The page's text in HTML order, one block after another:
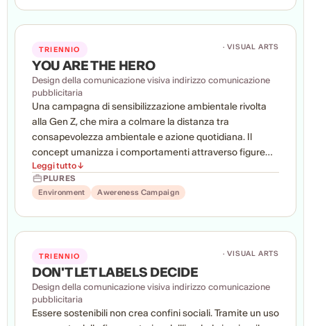
rinnovare interni e foresteria, creando spazi flessibili,
benessere, sostenibilità e relazione con il paesaggio
marittimo.
TRIENNIO · VISUAL ARTS
YOU ARE THE HERO
Design della comunicazione visiva indirizzo comunicazione
pubblicitaria
Una campagna di sensibilizzazione ambientale rivolta
alla Gen Z, che mira a colmare la distanza tra
consapevolezza ambientale e azione quotidiana. Il
concept umanizza i comportamenti attraverso figure
simboliche: i gesti sostenibili sono incarnati da supereroi,
quelli irresponsabili da villain. Non servono superpoteri
per fare la differenza, ma scelte consapevoli ogni giorno.
Leggi tutto ↓
PLURES
Environment
Awereness Campaign
TRIENNIO · VISUAL ARTS
DON'T LET LABELS DECIDE
Design della comunicazione visiva indirizzo comunicazione
pubblicitaria
Essere sostenibili non crea confini sociali. Tramite un uso